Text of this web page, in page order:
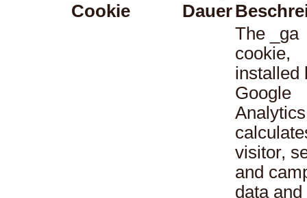
Cookie
Dauer
The _ga
cookie,
installed
Google
visitor,
and
data and